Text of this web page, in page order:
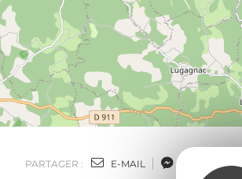
PARTAGER : E-MAIL MESSENGER